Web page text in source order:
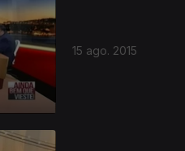
15 ago. 2015